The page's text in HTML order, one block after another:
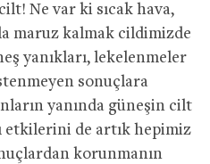
Ne var ki sıcak hava,
maruz kalmak cildimizde
yanıkları, lekelenmeler
sonuçlara
yanında güneşin cilt
etkilerini de artık hepimiz
korunmanın